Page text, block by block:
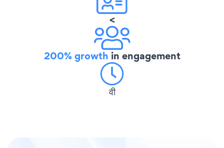
<
200% growth in engagement
वी